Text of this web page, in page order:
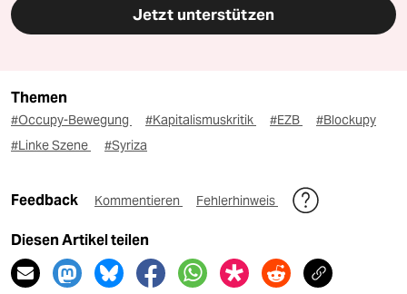
Jetzt unterstützen
Themen
#Occupy-Bewegung #Kapitalismuskritik #EZB
#Blockupy
#Linke Szene
#Syriza
Feedback Kommentieren Fehlerhinweis
Diesen Artikel teilen